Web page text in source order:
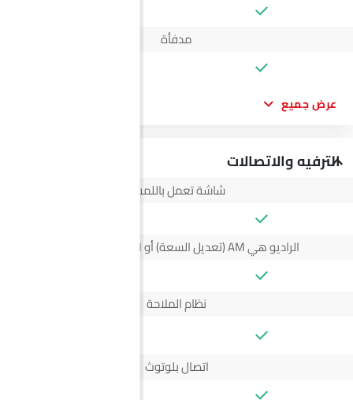
مدفأة
عرض جميع
الترفيه والاتصالات
شاشة تعمل باللمس
الراديو هي AM (تعديل السعة) أو FM (تضمين التردد)،
نظام الملاحة
اتصال بلوتوث